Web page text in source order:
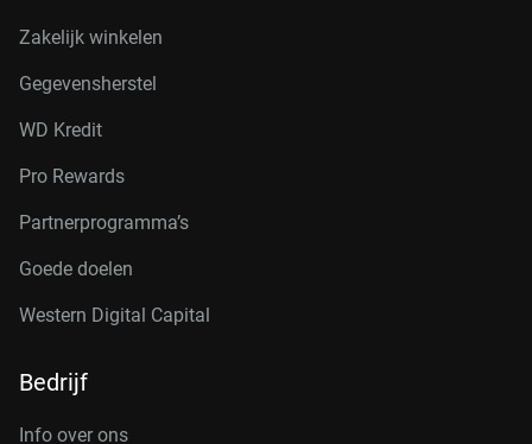
Zakelijk winkelen
Gegevensherstel
WD Kredit
Pro Rewards
Partnerprogramma’s
Goede doelen
Western Digital Capital
Bedrijf
Info over ons